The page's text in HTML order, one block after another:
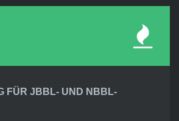
FÜR JBBL- UND NBBL-